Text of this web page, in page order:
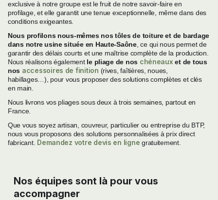
exclusive à notre groupe est le fruit de notre savoir-faire en
profilage, et elle garantit une tenue exceptionnelle, même dans des
conditions exigeantes.
Nous profilons nous-mêmes nos tôles de toiture et de bardage
dans notre usine située en Haute-Saône, ce qui nous permet de
garantir des délais courts et une maîtrise complète de la production.
Nous réalisons également le pliage de nos chéneaux et de tous
nos accessoires de finition (rives, faîtières, noues,
habillages…), pour vous proposer des solutions complètes et clés
en main.
Nous livrons vos pliages sous deux à trois semaines, partout en
France.
Que vous soyez artisan, couvreur, particulier ou entreprise du BTP,
nous vous proposons des solutions personnalisées à prix direct
fabricant. Demandez votre devis en ligne gratuitement.
Nos équipes sont là pour vous
accompagner